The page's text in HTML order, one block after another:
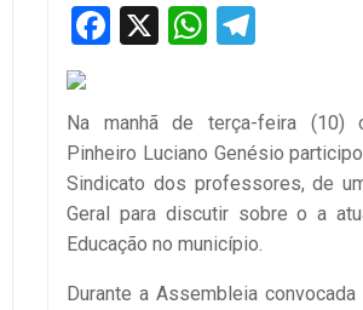
Facebook
X WhatsApp
Na manhã de terça-feira (10)
Pinheiro Luciano Genésio
Sindicato dos professores, de
Geral para discutir sobre o a
Educação no município.
Durante a Assembleia